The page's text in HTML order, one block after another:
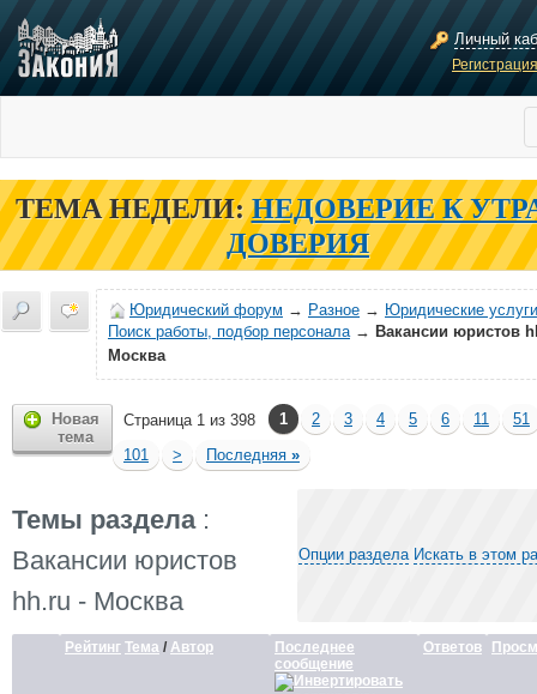
Личный
ТЕМА НЕДЕЛИ: НЕДОВЕРИЕ К
ДОВЕРИЯ
Юридический форум → Разное → Юридические
Поиск работы, подбор персонала→ Вакансии юристов
Москва
Новая
тема
Страница 1 из 398 1 2 3 4 5 6 11
51
101
> Последняя »
Темы раздела:
Вакансии юристов
hh.ru - Москва
Опции раздела Искать в этом
Рейтинг Тема / Автор
Последнее
сообщение
Ответов